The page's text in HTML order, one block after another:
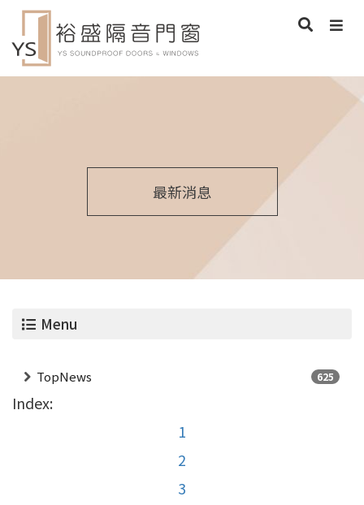
最新消息
Menu
TopNews 625
Index:
1
2
3